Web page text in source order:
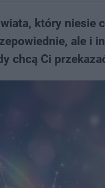
który niesie
ale i
chcą Ci